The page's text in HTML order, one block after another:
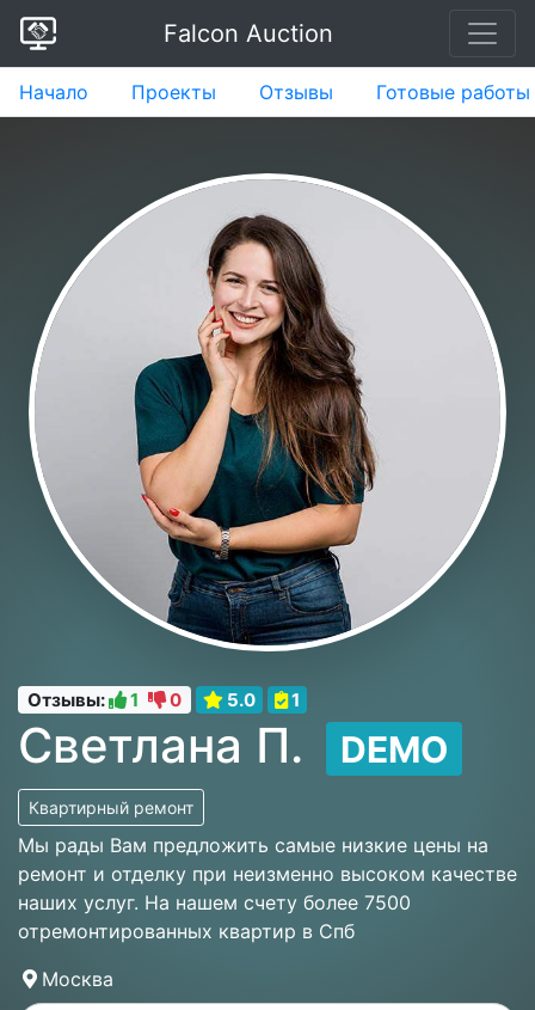
Falcon Auction
Начало Проекты Отзывы Готовые работы
Отзывы: 1 0 5.0 1
Светлана П. DEMO
Квартирный ремонт
Мы рады Вам предложить самые низкие цены на
ремонт и отделку при неизменно высоком качестве
наших услуг. На нашем счету более 7500
отремонтированных квартир в Спб
Москва